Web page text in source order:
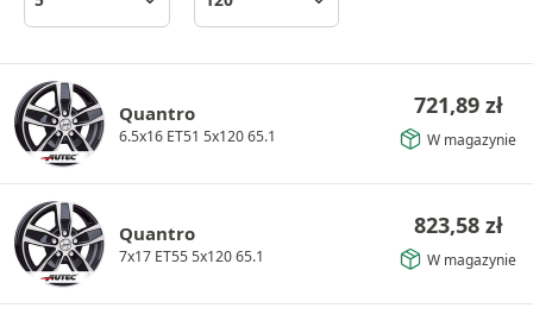
Quantro
6.5x16 ET51 5x120 65.1
721,89 zł
W magazynie
Quantro
7x17 ET55 5x120 65.1
823,58 zł
W magazynie